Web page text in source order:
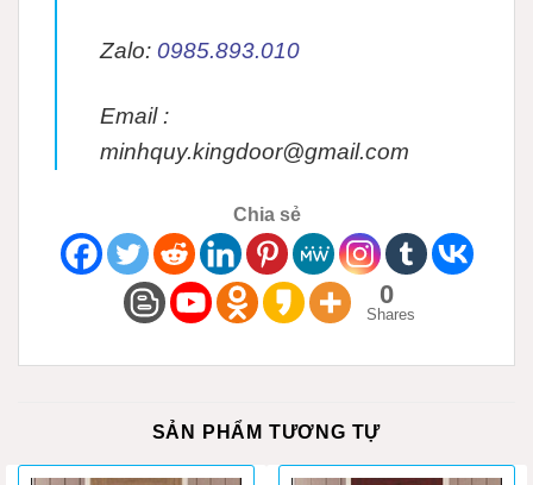
Zalo: 0985.893.010
Email :
minhquy.kingdoor@gmail.com
Chia sẻ
0
Shares
SẢN PHẨM TƯƠNG TỰ